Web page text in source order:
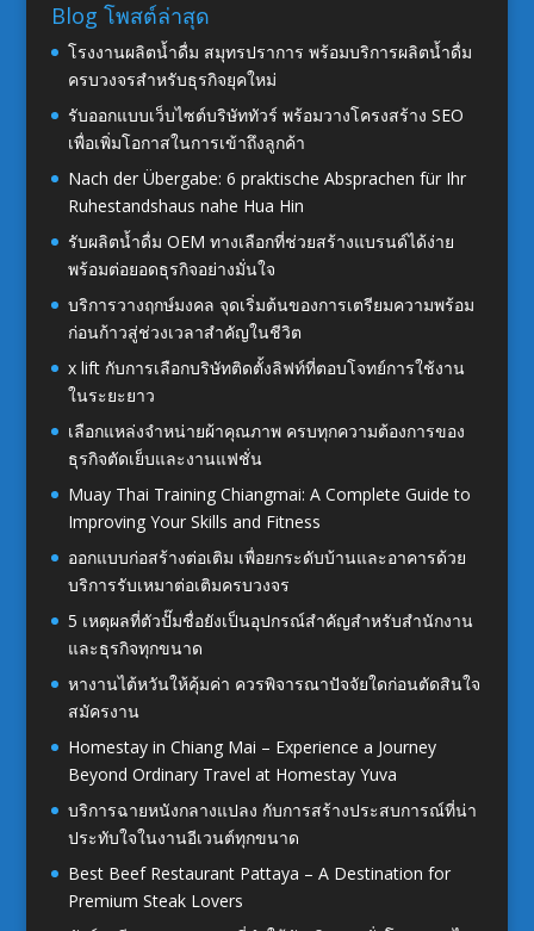
Blog โพสต์ล่าสุด
โรงงานผลิตน้ำดื่ม สมุทรปราการ พร้อมบริการผลิตน้ำดื่ม
ครบวงจรสำหรับธุรกิจยุคใหม่
รับออกแบบเว็บไซต์บริษัททัวร์ พร้อมวางโครงสร้าง SEO
เพื่อเพิ่มโอกาสในการเข้าถึงลูกค้า
Nach der Übergabe: 6 praktische Absprachen für Ihr
Ruhestandshaus nahe Hua Hin
รับผลิตน้ำดื่ม OEM ทางเลือกที่ช่วยสร้างแบรนด์ได้ง่าย
พร้อมต่อยอดธุรกิจอย่างมั่นใจ
บริการวางฤกษ์มงคล จุดเริ่มต้นของการเตรียมความพร้อม
ก่อนก้าวสู่ช่วงเวลาสำคัญในชีวิต
x lift กับการเลือกบริษัทติดตั้งลิฟท์ที่ตอบโจทย์การใช้งาน
ในระยะยาว
เลือกแหล่งจำหน่ายผ้าคุณภาพ ครบทุกความต้องการของ
ธุรกิจตัดเย็บและงานแฟชั่น
Muay Thai Training Chiangmai: A Complete Guide to
Improving Your Skills and Fitness
ออกแบบก่อสร้างต่อเติม เพื่อยกระดับบ้านและอาคารด้วย
บริการรับเหมาต่อเติมครบวงจร
5 เหตุผลที่ตัวปั๊มชื่อยังเป็นอุปกรณ์สำคัญสำหรับสำนักงาน
และธุรกิจทุกขนาด
หางานไต้หวันให้คุ้มค่า ควรพิจารณาปัจจัยใดก่อนตัดสินใจ
สมัครงาน
Homestay in Chiang Mai – Experience a Journey
Beyond Ordinary Travel at Homestay Yuva
บริการฉายหนังกลางแปลง กับการสร้างประสบการณ์ที่น่า
ประทับใจในงานอีเวนต์ทุกขนาด
Best Beef Restaurant Pattaya – A Destination for
Premium Steak Lovers